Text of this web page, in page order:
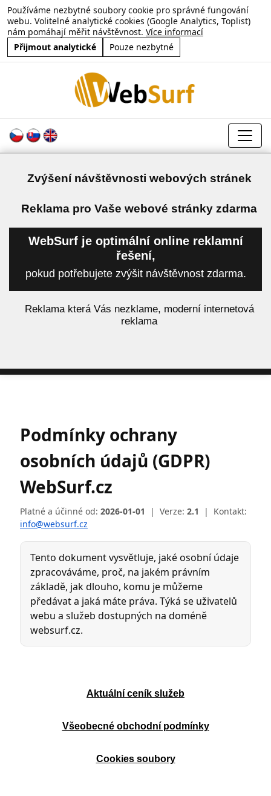
Používáme nezbytné soubory cookie pro správné fungování
webu. Volitelné analytické cookies (Google Analytics, Toplist)
nám pomáhají měřit návštěvnost. Více informací
Přijmout analytické
Pouze nezbytné
Zvýšení návštěvnosti webových stránek
Reklama pro Vaše webové stránky zdarma
WebSurf je optimální online reklamní
řešení,
pokud potřebujete zvýšit návštěvnost zdarma.
Reklama která Vás nezklame, moderní internetová
reklama
Aktuální ceník služeb
Všeobecné obchodní podmínky
Cookies soubory